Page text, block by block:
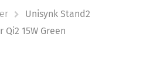
Unisynk Stand2
15W Green